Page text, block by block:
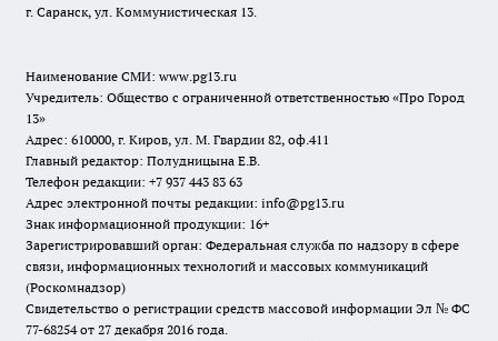
г. Саранск, ул. Коммунистическая 13.
Наименование СМИ: www.pg13.ru
Учредитель: Общество с ограниченной ответственностью «Про Город
13»
Адрес: 610000, г. Киров, ул. М. Гвардии 82, оф.411
Главный редактор: Полудницына Е.В.
Телефон редакции: +7 937 443 83 63
Адрес электронной почты редакции: info@pg13.ru
Знак информационной продукции: 16+
Зарегистрировавший орган: Федеральная служба по надзору в сфере
связи, информационных технологий и массовых коммуникаций
(Роскомнадзор)
Свидетельство о регистрации средств массовой информации Эл № ФС
77-68254 от 27 декабря 2016 года.